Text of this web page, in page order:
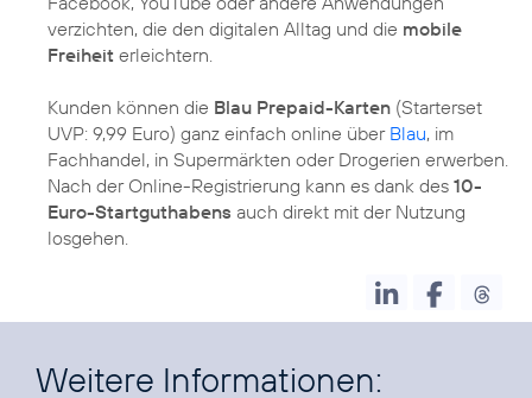
verzichten, die den digitalen Alltag und die mobile
Freiheit erleichtern.
Kunden können die Blau Prepaid-Karten (Starterset
UVP: 9,99 Euro) ganz einfach online über Blau, im
Fachhandel, in Supermärkten oder Drogerien erwerben.
Nach der Online-Registrierung kann es dank des 10-
Euro-Startguthabens auch direkt mit der Nutzung
losgehen.
Weitere Informationen: